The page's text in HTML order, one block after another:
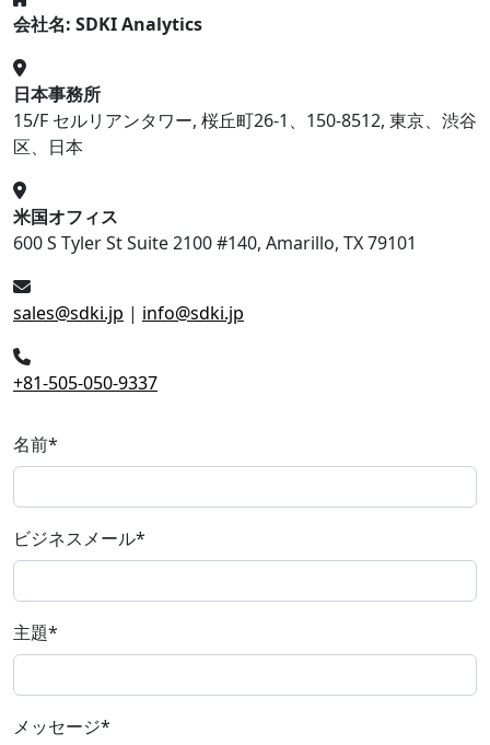
会社名: SDKI Analytics
日本事務所
15/F セルリアンタワー, 桜丘町26-1、150-8512, 東京、渋谷
区、日本
米国オフィス
600 S Tyler St Suite 2100 #140, Amarillo, TX 79101
sales@sdki.jp | info@sdki.jp
+81-505-050-9337
名前*
ビジネスメール*
主題*
メッセージ*